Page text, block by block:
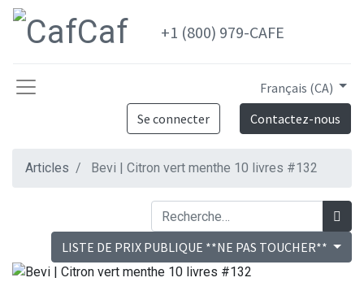
+1 (800) 979-CAFE
Se connecter Contactez-nous
Français (CA)
Articles Bevi | Citron vert menthe 10 livres #132
LISTE DE PRIX PUBLIQUE **NE PAS TOUCHER**